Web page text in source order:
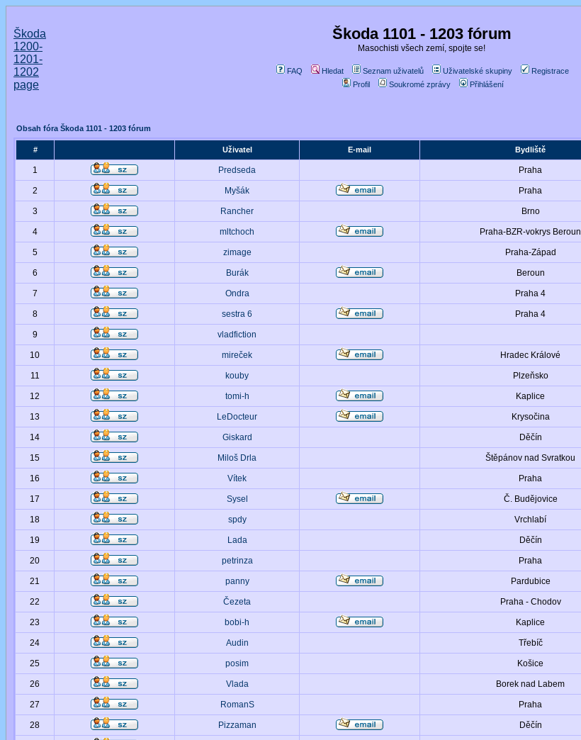
Škoda
1200-
1201-
1202
page
Škoda 1101 - 1203 fórum
Masochisti všech zemí, spojte se!
FAQ Hledat Seznam uživatelů Uživatelské skupiny
Registrace
Profil
Soukromé zprávy Přihlášení
Obsah fóra Škoda 1101 - 1203 fórum
# Uživatel E-mail Bydliště
1 Predseda Praha
2 Myšák Praha
3 Rancher Brno
4 mltchoch Praha-BZR-vokrys Beroun
5 zimage Praha-Západ
6 Burák Beroun
7 Ondra Praha 4
8 sestra 6 Praha 4
9 vladfiction
10 mireček Hradec Králové
11 kouby Plzeňsko
12 tomi-h Kaplice
13 LeDocteur Krysočina
14 Giskard Děčín
15 Miloš Drla Štěpánov nad Svratkou
16 Vítek Praha
17 Sysel Č. Budějovice
18 spdy Vrchlabí
19 Lada Děčín
20 petrinza Praha
21 panny Pardubice
22 Čezeta Praha - Chodov
23 bobi-h Kaplice
24 Audin Třebíč
25 posim Košice
26 Vlada Borek nad Labem
27 RomanS Praha
28 Pizzaman Děčín